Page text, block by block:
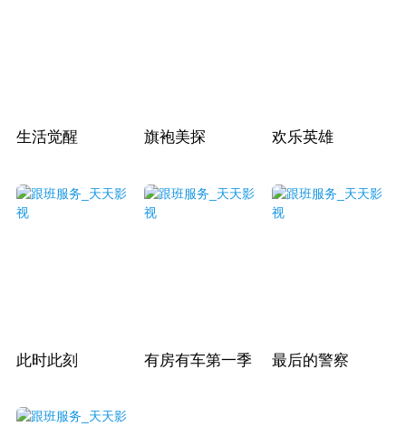
生活觉醒 旗袍美探 欢乐英雄
此时此刻 有房有车第一季 最后的警察